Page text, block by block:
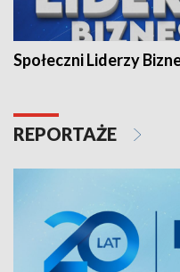
Społeczni Liderzy
REPORTAŻE